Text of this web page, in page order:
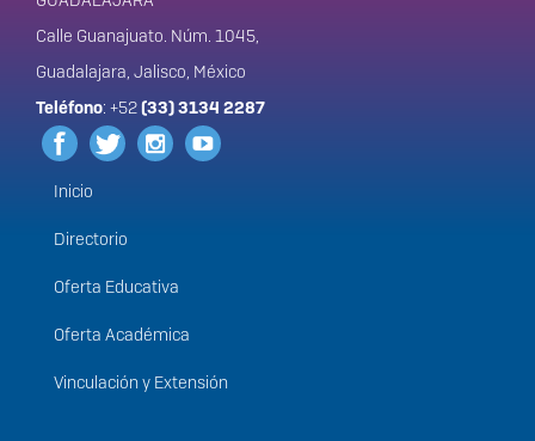
Calle Guanajuato. Núm. 1045,
Guadalajara, Jalisco, México
Teléfono: +52(33) 3134 2287
Menú
principal
Inicio
Directorio
Oferta Educativa
Oferta Académica
Vinculación y Extensión